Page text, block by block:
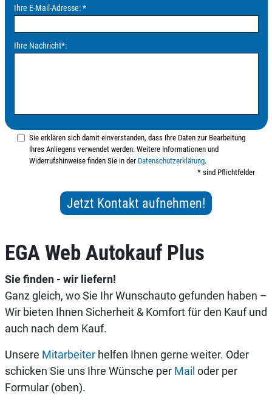
Ihre E-Mail-Adresse:*
Ihre Nachricht*:
Sie erklären sich damit einverstanden, dass Ihre Daten zur Bearbeitung
Ihres Anliegens verwendet werden. Weitere Informationen und
Widerrufshinweise finden Sie in der Datenschutzerklärung.
* sind Pflichtfelder
EGA Web Autokauf Plus
Sie finden - wir liefern!
Ganz gleich, wo Sie Ihr Wunschauto gefunden haben –
Wir bieten Ihnen Sicherheit & Komfort für den Kauf und
auch nach dem Kauf.
Unsere Mitarbeiterhelfen Ihnen gerne weiter. Oder
schicken Sie uns Ihre Wünsche per Mail oder per
Formular (oben).